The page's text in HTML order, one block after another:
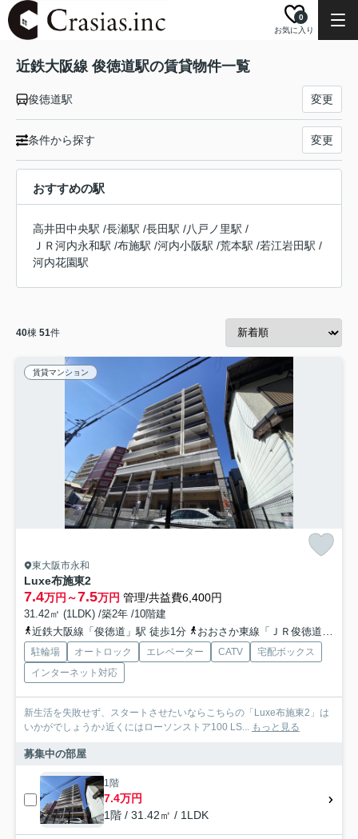
お気に入り
0
近鉄大阪線 俊徳道駅の賃貸物件一覧
俊徳道駅 変更
条件から探す 変更
おすすめの駅
高井田中央駅 /長瀬駅 /長田駅 /八戸ノ里駅 /
ＪＲ河内永和駅 /布施駅 /河内小阪駅 /荒本駅 /若江岩田駅 /
河内花園駅
40棟 51件
賃貸マンション
東大阪市永和
Luxe布施東2
7.4万円～7.5万円 管理/共益費6,400円
31.42㎡ (1LDK) /築2年 /10階建
近鉄大阪線「俊徳道」駅 徒歩1分
おおさか東線「ＪＲ俊徳道」駅 徒歩1分
駐輪場 オートロック エレベーター CATV
宅配ボックス
インターネット対応
新生活を失敗せず、スタートさせたいならこちらの「Luxe布施東2」は
いかがでしょうか♪近くにはローソンストア100 LS... もっと見る
募集中の部屋
1階
7.4万円
1階 / 31.42㎡ / 1LDK